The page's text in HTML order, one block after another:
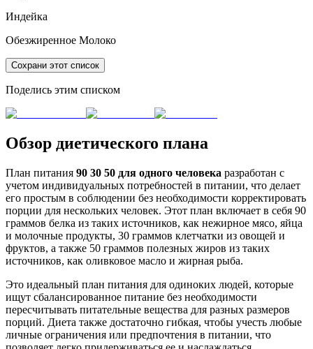
Индейка
Обезжиренное Молоко
Сохрани этот список
Поделись этим списком
Обзор диетического плана
План питания 90 30 50 для одного человека разработан с
учетом индивидуальных потребностей в питании, что делает
его простым в соблюдении без необходимости корректировать
порции для нескольких человек. Этот план включает в себя 90
граммов белка из таких источников, как нежирное мясо, яйца
и молочные продукты, 30 граммов клетчатки из овощей и
фруктов, а также 50 граммов полезных жиров из таких
источников, как оливковое масло и жирная рыба.
Это идеальный план питания для одиноких людей, которые
ищут сбалансированное питание без необходимости
пересчитывать питательные вещества для разных размеров
порций. Диета также достаточно гибкая, чтобы учесть любые
личные ограничения или предпочтения в питании, что